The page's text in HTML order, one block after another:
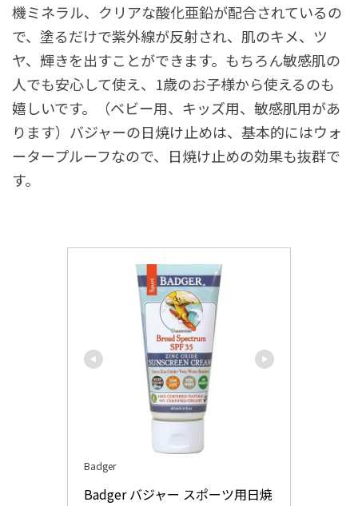
機ミネラル、クリアな酸化亜鉛が配合されているの
で、塗るだけで紫外線が反射され、肌のキメ、ツ
ヤ、輝きを出すことができます。もちろん敏感肌の
人でも安心して使え、1歳のお子様から使えるのも
嬉しいです。（ベビー用、キッズ用、敏感肌用があ
ります）バジャーの日焼け止めは、基本的にはウォ
ータープルーフなので、日焼け止めの効果も抜群で
す。
Badger
Badger バジャー スポーツ用日焼